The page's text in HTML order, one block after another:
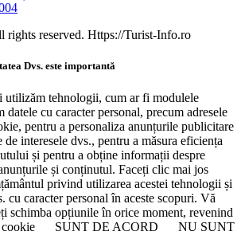
reserved. Https://Turist-Info.ro
Dvs. este importantă
utilizăm tehnologii, cum ar fi modulele
datele cu caracter personal, precum adresele
pentru a personaliza anunțurile publicitare
interesele dvs., pentru a măsura eficiența
și pentru a obține informații despre
și conținutul. Faceți clic mai jos
privind utilizarea acestei tehnologii și
cu caracter personal în aceste scopuri. Vă
schimba opțiunile în orice moment, revenind
cookie SUNT DE ACORD
NU SUNT